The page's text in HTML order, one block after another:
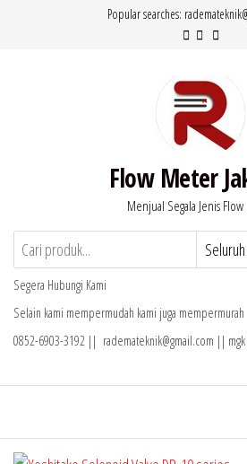
Popular searches:
Flow Meter
Menjual Segala Jenis
Segera Hubungi Kami
Selain kami mempermudah kami juga mempermurah
0852-6903-3192 || rademateknik@gmail.com ||